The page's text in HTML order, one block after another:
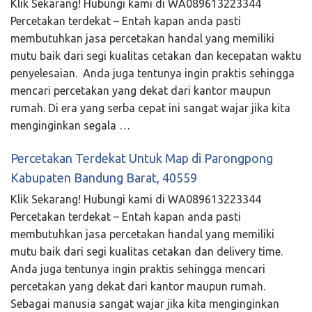
Klik Sekarang! Hubungi kami di WA089613223344
Percetakan terdekat – Entah kapan anda pasti
membutuhkan jasa percetakan handal yang memiliki
mutu baik dari segi kualitas cetakan dan kecepatan waktu
penyelesaian. Anda juga tentunya ingin praktis sehingga
mencari percetakan yang dekat dari kantor maupun
rumah. Di era yang serba cepat ini sangat wajar jika kita
menginginkan segala …
Percetakan Terdekat Untuk Map di Parongpong
Kabupaten Bandung Barat, 40559
Klik Sekarang! Hubungi kami di WA089613223344
Percetakan terdekat – Entah kapan anda pasti
membutuhkan jasa percetakan handal yang memiliki
mutu baik dari segi kualitas cetakan dan delivery time.
Anda juga tentunya ingin praktis sehingga mencari
percetakan yang dekat dari kantor maupun rumah.
Sebagai manusia sangat wajar jika kita menginginkan